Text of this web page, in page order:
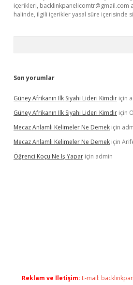
içerikleri, backlinkpanelicomtr@gmail.com
halinde, ilgili içerikler yasal süre içerisinde
Son yorumlar
Güney Afrikanın Ilk Siyahi Lideri Kimdir için
Güney Afrikanın Ilk Siyahi Lideri Kimdir için
Mecaz Anlamlı Kelimeler Ne Demek için
Mecaz Anlamlı Kelimeler Ne Demek için
Öğrenci Koçu Ne Iş Yapar için admin
Reklam ve İletişim: E-mail: